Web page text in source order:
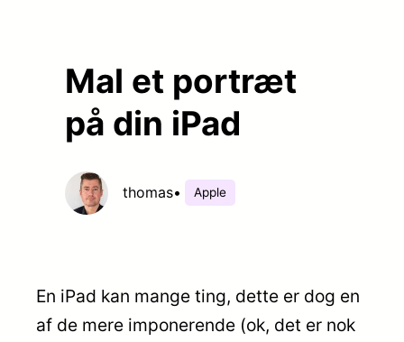
Mal et portræt
på din iPad
thomas• Apple
En iPad kan mange ting, dette er dog en
af de mere imponerende (ok, det er nok